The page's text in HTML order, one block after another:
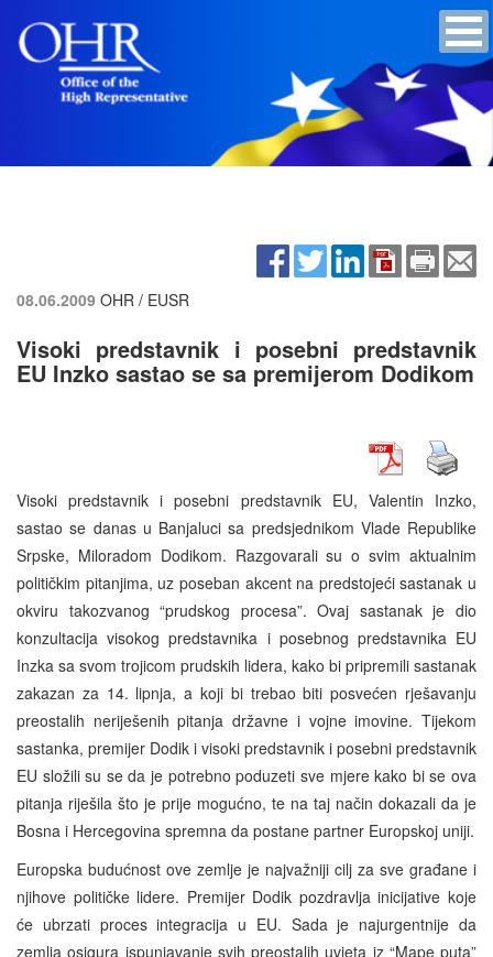
08.06.2009 OHR / EUSR
Visoki predstavnik i posebni predstavnik
EU Inzko sastao se sa premijerom Dodikom
Visoki predstavnik i posebni predstavnik EU, Valentin Inzko,
sastao se danas u Banjaluci sa predsjednikom Vlade Republike
Srpske, Miloradom Dodikom. Razgovarali su o svim aktualnim
političkim pitanjima, uz poseban akcent na predstojeći sastanak u
okviru takozvanog “prudskog procesa”. Ovaj sastanak je dio
konzultacija visokog predstavnika i posebnog predstavnika EU
Inzka sa svom trojicom prudskih lidera, kako bi pripremili sastanak
zakazan za 14. lipnja, a koji bi trebao biti posvećen rješavanju
preostalih neriješenih pitanja državne i vojne imovine. Tijekom
sastanka, premijer Dodik i visoki predstavnik i posebni predstavnik
EU složili su se da je potrebno poduzeti sve mjere kako bi se ova
pitanja riješila što je prije mogućno, te na taj način dokazali da je
Bosna i Hercegovina spremna da postane partner Europskoj uniji.
Europska budućnost ove zemlje je najvažniji cilj za sve građane i
njihove političke lidere. Premijer Dodik pozdravlja inicijative koje
će ubrzati proces integracija u EU. Sada je najurgentnije da
zemlja osigura ispunjavanje svih preostalih uvjeta iz “Mape puta”